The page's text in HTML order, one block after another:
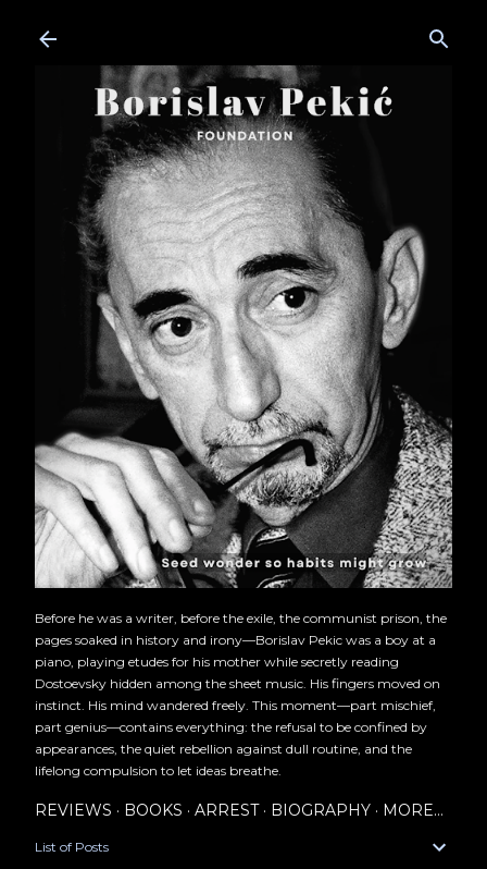
Before he was a writer, before the exile, the communist prison, the
pages soaked in history and irony—Borislav Pekic was a boy at a
piano, playing etudes for his mother while secretly reading
Dostoevsky hidden among the sheet music. His fingers moved on
instinct. His mind wandered freely. This moment—part mischief,
part genius—contains everything: the refusal to be confined by
appearances, the quiet rebellion against dull routine, and the
lifelong compulsion to let ideas breathe.
REVIEWS BOOKS ARREST BIOGRAPHY MORE…
List of Posts